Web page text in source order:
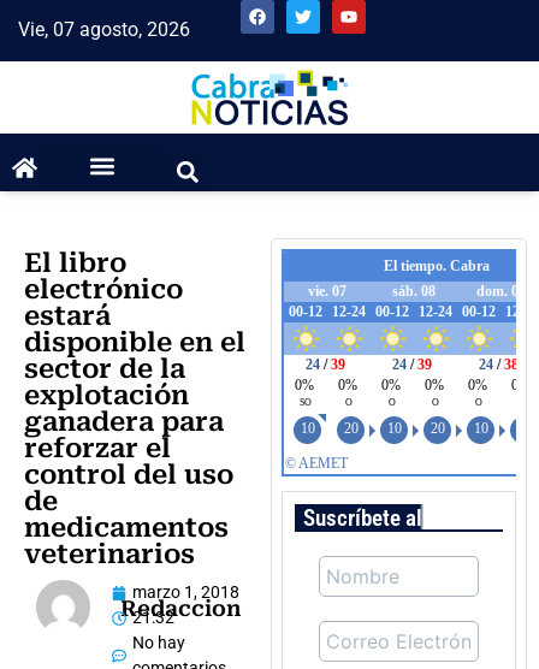
Vie, 07 agosto, 2026
El libro
electrónico
estará
disponible en el
sector de la
explotación
ganadera para
reforzar el
control del uso
de
medicamentos
veterinarios
Redaccion
marzo 1, 2018
21:32
No hay
Suscríbete al boletín